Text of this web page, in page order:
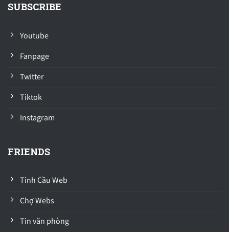
SUBSCRIBE
Youtube
Fanpage
Twitter
Tiktok
Instagram
FRIENDS
Tinh Cầu Web
Chợ Webs
Tin văn phòng